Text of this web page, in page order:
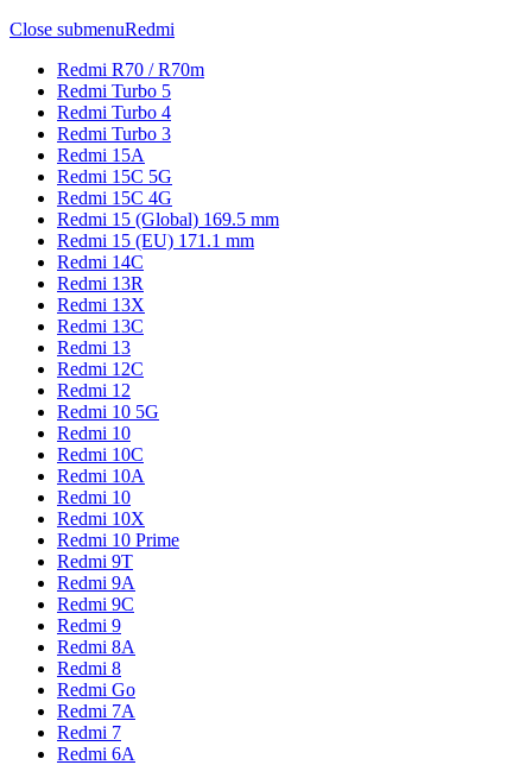
Close submenuRedmi
Redmi R70 / R70m
Redmi Turbo 5
Redmi Turbo 4
Redmi Turbo 3
Redmi 15A
Redmi 15C 5G
Redmi 15C 4G
Redmi 15 (Global) 169.5 mm
Redmi 15 (EU) 171.1 mm
Redmi 14C
Redmi 13R
Redmi 13X
Redmi 13C
Redmi 13
Redmi 12C
Redmi 12
Redmi 10 5G
Redmi 10
Redmi 10C
Redmi 10A
Redmi 10
Redmi 10X
Redmi 10 Prime
Redmi 9T
Redmi 9A
Redmi 9C
Redmi 9
Redmi 8A
Redmi 8
Redmi Go
Redmi 7A
Redmi 7
Redmi 6A